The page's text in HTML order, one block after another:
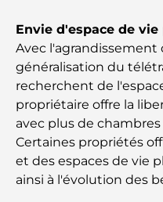
Dubai Horse
Global Competition
Cafés à Palm
et lieux de vie de
Les meilleurs
sélection pour 2026
Envie d'espace de
Avec l'agrandissement
généralisation du
recherchent de
propriétaire offre la
avec plus de
Certaines propriétés
et des espaces de vie
ainsi à l'évolution des